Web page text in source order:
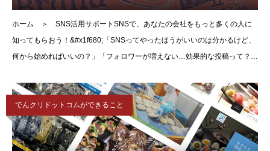
ホーム ＞ SNS活用サポートSNSで、あなたの会社をもっと多くの人に
知ってもらおう！&#x1f680;「SNSってやったほうがいいのは分かるけど、
何から始めればいいの？」「フォロワーが増えない…効果的な投稿って？」
でんクリドットコムができること